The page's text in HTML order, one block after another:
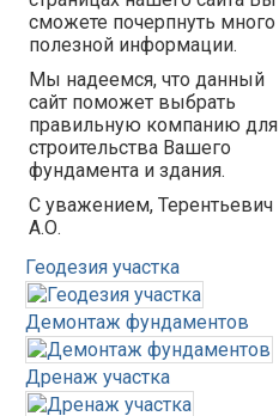
сможете почерпнуть много
полезной информации.
Мы надеемся, что данный
сайт поможет выбрать
правильную компанию для
строительства Вашего
фундамента и здания.
С уважением, Терентьевич
А.О.
Геодезия участка
Демонтаж фундаментов
Дренаж участка